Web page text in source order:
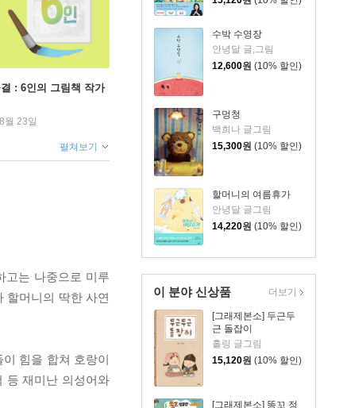
수박 수영장
안녕달 글,그림
12,600원 (10% 할인)
구멍청
백희나 글그림
15,300원 (10% 할인)
할머니의 여름휴가
안녕달 글그림
14,220원 (10% 할인)
이 분야 신상품
[그래제본소] 두근두
근 돌잡이
홀링 글그림
15,120원 (10% 할인)
[그래제본소] 똥꼬 정
더보기
: 6인의 그림책 작가
월 23일
펼쳐보기
고는 나중으로 미루
할머니의 딱한 사연
힘을 합쳐 호랑이
등 재미난 의성어와